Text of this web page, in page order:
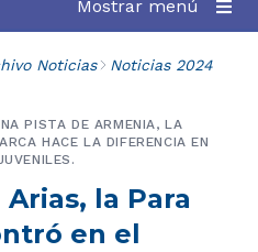
Mostrar menú
Noticias Noticias 2024
la Para
en el
PISTA DE ARMENIA, LA
HACE LA DIFERENCIA EN